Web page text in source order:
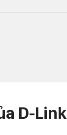
D-Link